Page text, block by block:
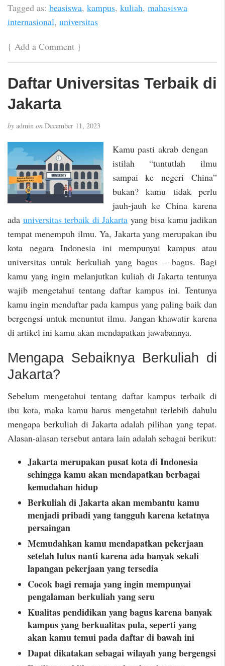
Tagged as: beasiswa, kampus, kuliah, mahasiswa
internasional, universitas
{ Add a Comment }
Daftar Universitas Terbaik di
Jakarta
by admin on December 11, 2023
Kamu pasti akrab dengan
istilah “tuntutlah ilmu
sampai ke negeri China”
bukan? kamu tidak perlu
jauh-jauh ke China karena
ada universitas terbaik di Jakarta yang bisa kamu jadikan
tempat menempuh ilmu. Ya, Jakarta yang merupakan ibu
kota negara Indonesia ini mempunyai kampus atau
universitas untuk berkuliah yang bagus – bagus. Bagi
kamu yang ingin melanjutkan kuliah di Jakarta tentunya
wajib mengetahui tentang daftar kampus ini. Tentunya
kamu ingin mendaftar pada kampus yang paling baik dan
bergengsi untuk menuntut ilmu. Jangan khawatir karena
di artikel ini kamu akan mendapatkan jawabannya.
Mengapa Sebaiknya Berkuliah di
Jakarta?
Sebelum mengetahui tentang daftar kampus terbaik di
ibu kota, maka kamu harus mengetahui terlebih dahulu
mengapa berkuliah di Jakarta adalah pilihan yang tepat.
Alasan-alasan tersebut antara lain adalah sebagai berikut:
Jakarta merupakan pusat kota di Indonesia
sehingga kamu akan mendapatkan berbagai
kemudahan hidup
Berkuliah di Jakarta akan membantu kamu
menjadi pribadi yang tangguh karena ketatnya
persaingan
Memudahkan kamu mendapatkan pekerjaan
setelah lulus nanti karena ada banyak sekali
lapangan pekerjaan yang tersedia
Cocok bagi remaja yang ingin mempunyai
pengalaman berkuliah yang seru
Kualitas pendidikan yang bagus karena banyak
kampus yang berkualitas pula, seperti yang
akan kamu temui pada daftar di bawah ini
Dapat dikatakan sebagai wilayah yang bergengsi